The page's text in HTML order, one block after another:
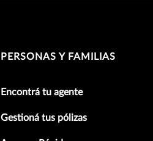
PERSONAS Y FAMILIAS
Encontrá tu agente
Gestioná tus pólizas